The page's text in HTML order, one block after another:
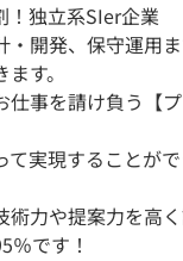
独立系SIer企業
開発、保守運用
す。
事を請け負う【
実現することが
力や提案力を高
％です！